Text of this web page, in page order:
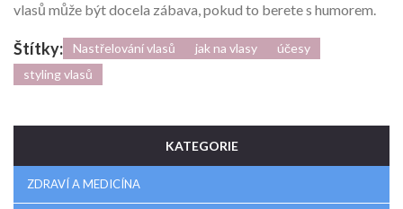
vlasů může být docela zábava, pokud to berete s humorem.
Štítky: Nastřelování vlasů jak na vlasy
účesy
styling vlasů
KATEGORIE
ZDRAVÍ A MEDICÍNA